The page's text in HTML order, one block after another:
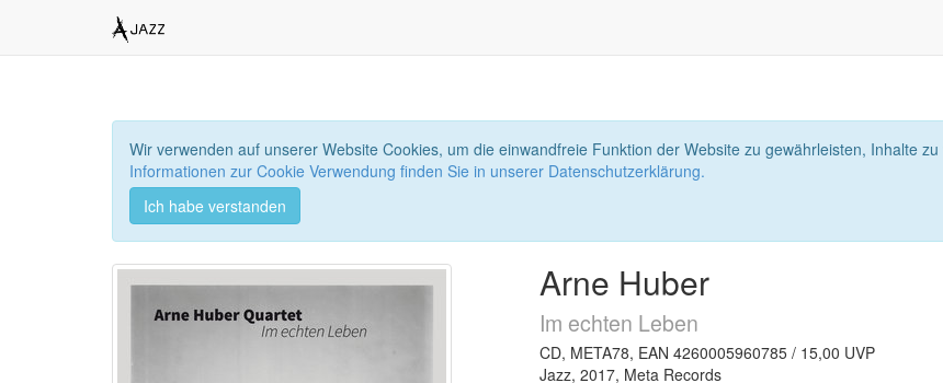
Wir verwenden auf unserer Website Cookies, um die einwandfreie Funktion der Website zu gewährleisten, Inhalte
Informationen zur Cookie Verwendung finden Sie in unserer Datenschutzerklärung.
Ich habe verstanden
Arne Huber
Im echten Leben
CD, META78, EAN 4260005960785 / 15,00 UVP
Jazz, 2017, Meta Records